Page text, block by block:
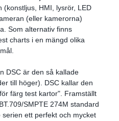
(konstljus, HMI, lysrör, LED
(eller kamerorna)
Som alternativ finns
charts i en mängd olika
DSC är den så kallade
till höger). DSC kallar den
färg test kartor". Framställt
SMPTE 274M standard
ett perfekt och mycket